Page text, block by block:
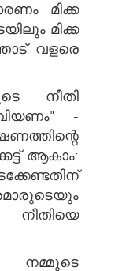
മിക്ക
മിക്ക
വളരെ
നീതി
-
ആകാം:
നമ്മുടെ